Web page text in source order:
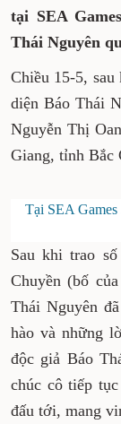
tại SEA
Thái Nguyên
Chiều 15-5,
diện Báo Thái
Nguyễn Thị
Giang, tỉnh Bắc
Tại SEA
Sau khi trao
Chuyền (bố
Thái Nguyên
hào và những
độc giả Báo
chúc cô tiếp
đấu tới, mang